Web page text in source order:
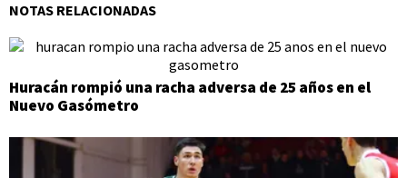
NOTAS RELACIONADAS
Huracán rompió una racha adversa de 25 años en el
Nuevo Gasómetro